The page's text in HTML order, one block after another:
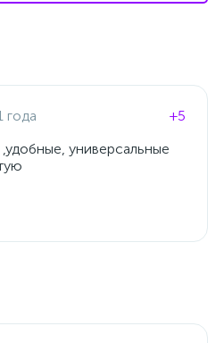
года
+5
,удобные, универсальные